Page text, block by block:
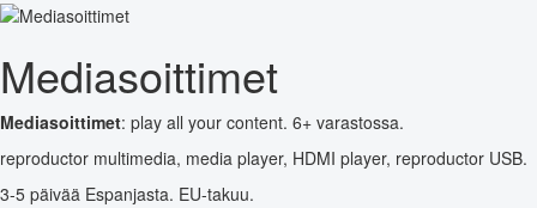
Mediasoittimet
Mediasoittimet: play all your content. 6+ varastossa.
reproductor multimedia, media player, HDMI player, reproductor USB.
3-5 päivää Espanjasta. EU-takuu.